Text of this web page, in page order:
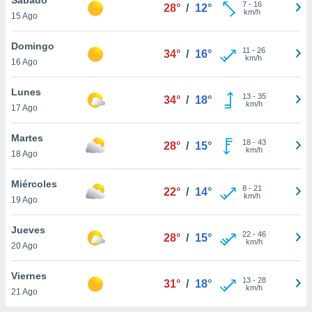
en
más
nuestra
de
cookies
aceptar
15 Ago
28° / 12° 7- 16
km/h
Domingo
16 Ago
34° / 16° 11 - 26
km/h
Lunes
17 Ago
34° / 18° 13- 35
km/h
Martes
18 Ago
28° / 15° 18- 43
km/h
Miércoles
19 Ago
22° / 14° 8- 21
km/h
Jueves
20 Ago
28° / 15° 22- 46
km/h
Viernes
21 Ago
31° / 18° 13- 28
km/h